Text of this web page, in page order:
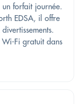
forfait journée.
EDSA, il offre
Wi-Fi gratuit dans